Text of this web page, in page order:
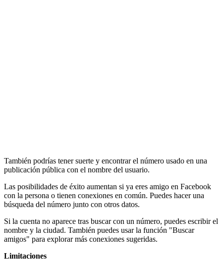
También podrías tener suerte y encontrar el número usado en una
publicación pública con el nombre del usuario.
Las posibilidades de éxito aumentan si ya eres amigo en Facebook
con la persona o tienen conexiones en común. Puedes hacer una
búsqueda del número junto con otros datos.
Si la cuenta no aparece tras buscar con un número, puedes escribir el
nombre y la ciudad. También puedes usar la función "Buscar
amigos" para explorar más conexiones sugeridas.
Limitaciones